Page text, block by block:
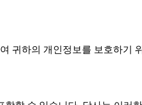
귀하의 개인정보를 보호하기